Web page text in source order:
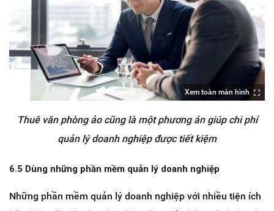
Xem toàn màn hình
Thuê văn phòng ảo cũng là một phương án giúp chi phí
quản lý doanh nghiệp được tiết kiệm
6.5 Dùng những phần mềm quản lý doanh nghiệp
Những phần mềm quản lý doanh nghiệp với nhiều tiện ích